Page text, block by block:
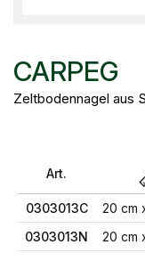
CARPEG
Zeltbodennagel aus
Art.
0303013C 20 cm
0303013N
20 cm